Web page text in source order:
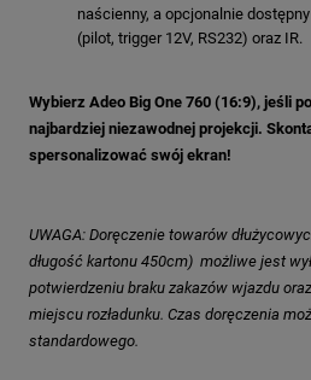
naścienny, a opcjonalnie
(pilot, trigger 12V, RS232) oraz IR.
Wybierz Adeo Big One 760 (16:9), jeśli
najbardziej niezawodnej projekcji.
spersonalizować swój ekran!
UWAGA: Doręczenie towarów
długość kartonu 450cm) możliwe jest
potwierdzeniu braku zakazów wjazdu
miejscu rozładunku. Czas doręczenia
standardowego.